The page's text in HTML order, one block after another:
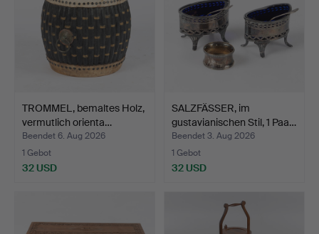
TROMMEL, bemaltes Holz,
vermutlich orienta…
Beendet 6. Aug 2026
1 Gebot
32 USD
SALZFÄSSER, im
gustavianischen Stil, 1 Paa…
Beendet 3. Aug 2026
1 Gebot
32 USD